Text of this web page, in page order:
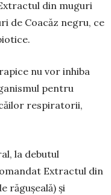
din muguri
de Coacăz negru, ce
nu vor inhiba
pentru
respiratorii,
la de­butul
Extractul din
ră­gu­șea­lă) și